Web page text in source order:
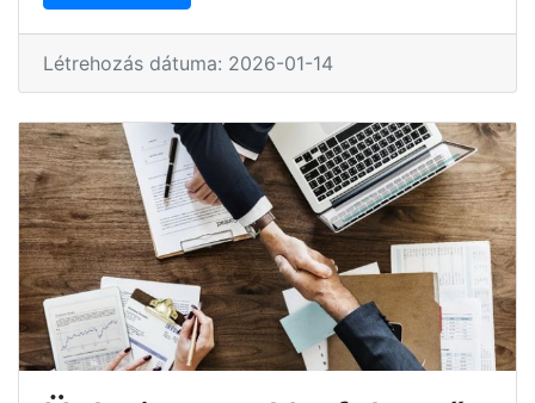
Létrehozás dátuma: 2026-01-14